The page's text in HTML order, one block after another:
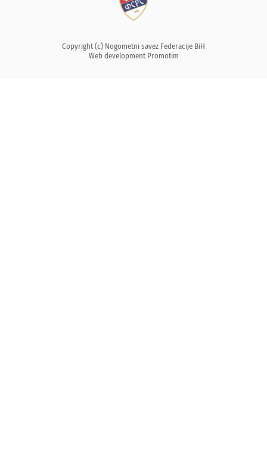
Copyright (c) Nogometni savez Federacije BiH
Web development Promotim